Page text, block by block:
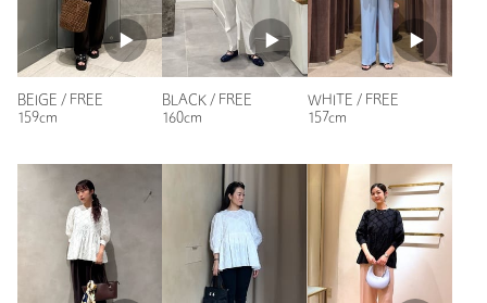
投稿日： 2026年4月18日
購入サイズ：FREE
｜
購入カラー：BEIGE
購入商品のサイズ感：
ちょうどよい
サイズも良く、今までになかなかない色で良かったです
40代後半
150cm
普段の着用サイズ：
8人が参考になったと回答
BEIGE / FREE
159cm
BLACK / FREE
160cm
WHITE / FREE
157cm